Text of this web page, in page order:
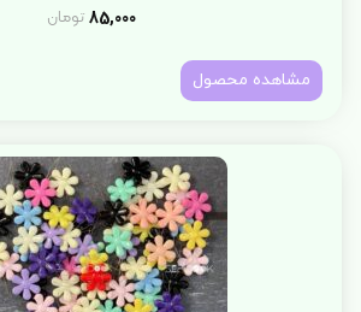
85,000 تومان
مشاهده محصول